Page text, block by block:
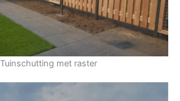
Tuinschutting met raster